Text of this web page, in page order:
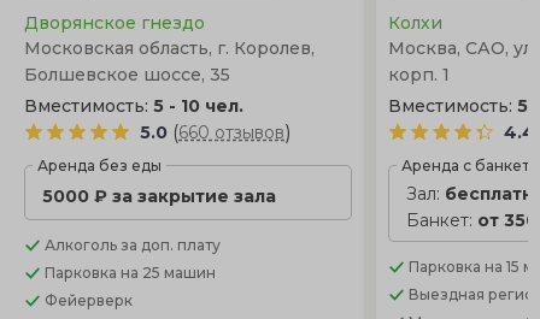
Дворянское гнездо
Московская область, г. Королев,
Болшевское шоссе, 35
Вместимость: 5 - 10 чел.
5.0 (660 отзывов)
Аренда без еды
5000 ₽ за закрытие зала
Алкоголь за доп. плату
Парковка на 25 машин
Фейерверк
Колхи
Москва, САО, ул.
корп. 1
Вместимость:5
4.4
Аренда с
Зал:
Банкет: от
Парковка на 15
Выездная